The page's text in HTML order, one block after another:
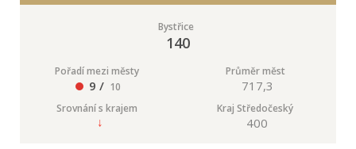
Bystřice
140
Pořadí mezi městy
9 / 10
Průměr měst
717,3
Srovnání s krajem Kraj Středočeský
400